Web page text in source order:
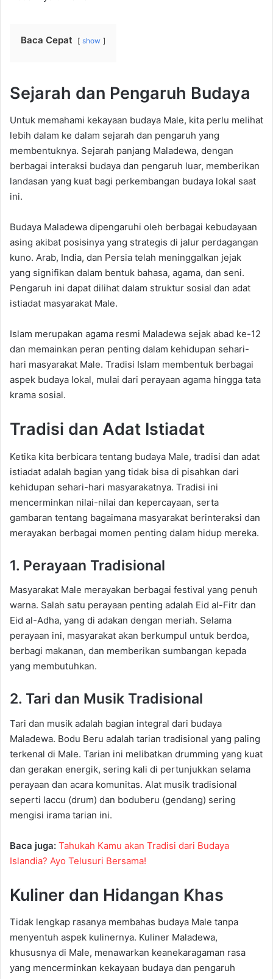
Baca Cepat show
Sejarah dan Pengaruh Budaya
Untuk memahami kekayaan budaya Male, kita perlu melihat
lebih dalam ke dalam sejarah dan pengaruh yang
membentuknya. Sejarah panjang Maladewa, dengan
berbagai interaksi budaya dan pengaruh luar, memberikan
landasan yang kuat bagi perkembangan budaya lokal saat
ini.
Budaya Maladewa dipengaruhi oleh berbagai kebudayaan
asing akibat posisinya yang strategis di jalur perdagangan
kuno. Arab, India, dan Persia telah meninggalkan jejak
yang signifikan dalam bentuk bahasa, agama, dan seni.
Pengaruh ini dapat dilihat dalam struktur sosial dan adat
istiadat masyarakat Male.
Islam merupakan agama resmi Maladewa sejak abad ke-12
dan memainkan peran penting dalam kehidupan sehari-
hari masyarakat Male. Tradisi Islam membentuk berbagai
aspek budaya lokal, mulai dari perayaan agama hingga tata
krama sosial.
Tradisi dan Adat Istiadat
Ketika kita berbicara tentang budaya Male, tradisi dan adat
istiadat adalah bagian yang tidak bisa di pisahkan dari
kehidupan sehari-hari masyarakatnya. Tradisi ini
mencerminkan nilai-nilai dan kepercayaan, serta
gambaran tentang bagaimana masyarakat berinteraksi dan
merayakan berbagai momen penting dalam hidup mereka.
1. Perayaan Tradisional
Masyarakat Male merayakan berbagai festival yang penuh
warna. Salah satu perayaan penting adalah Eid al-Fitr dan
Eid al-Adha, yang di adakan dengan meriah. Selama
perayaan ini, masyarakat akan berkumpul untuk berdoa,
berbagi makanan, dan memberikan sumbangan kepada
yang membutuhkan.
2. Tari dan Musik Tradisional
Tari dan musik adalah bagian integral dari budaya
Maladewa. Bodu Beru adalah tarian tradisional yang paling
terkenal di Male. Tarian ini melibatkan drumming yang kuat
dan gerakan energik, sering kali di pertunjukkan selama
perayaan dan acara komunitas. Alat musik tradisional
seperti laccu (drum) dan boduberu (gendang) sering
mengisi irama tarian ini.
Baca juga: Tahukah Kamu akan Tradisi dari Budaya
Islandia? Ayo Telusuri Bersama!
Kuliner dan Hidangan Khas
Tidak lengkap rasanya membahas budaya Male tanpa
menyentuh aspek kulinernya. Kuliner Maladewa,
khususnya di Male, menawarkan keanekaragaman rasa
yang mencerminkan kekayaan budaya dan pengaruh